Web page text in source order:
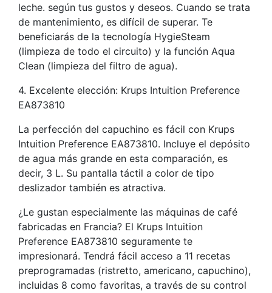
leche. según tus gustos y deseos. Cuando se trata
de mantenimiento, es difícil de superar. Te
beneficiarás de la tecnología HygieSteam
(limpieza de todo el circuito) y la función Aqua
Clean (limpieza del filtro de agua).
4. Excelente elección: Krups Intuition Preference
EA873810
La perfección del capuchino es fácil con Krups
Intuition Preference EA873810. Incluye el depósito
de agua más grande en esta comparación, es
decir, 3 L. Su pantalla táctil a color de tipo
deslizador también es atractiva.
¿Le gustan especialmente las máquinas de café
fabricadas en Francia? El Krups Intuition
Preference EA873810 seguramente te
impresionará. Tendrá fácil acceso a 11 recetas
preprogramadas (ristretto, americano, capuchino),
incluidas 8 como favoritas, a través de su control